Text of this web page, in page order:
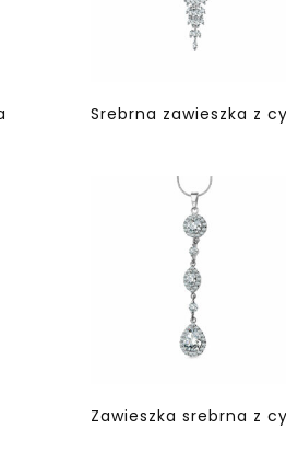
Srebrna zawieszka z
Zawieszka srebrna z